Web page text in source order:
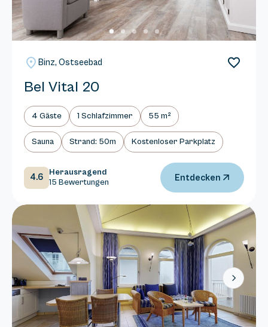
Binz, Ostseebad
Bel Vital 20
4 Gäste 1 Schlafzimmer 55 m²
Sauna Strand: 50m Kostenloser Parkplatz
4.6
Herausragend
15 Bewertungen
Entdecken
Next